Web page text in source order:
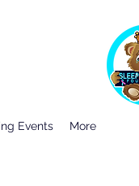
Events More